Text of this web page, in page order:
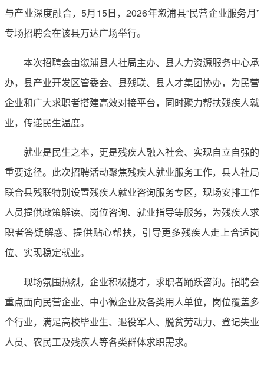
与产业深度融合，5月15日，2026年溆浦县“民营企业服务月”
专场招聘会在该县万达广场举行。
本次招聘会由溆浦县人社局主办、县人力资源服务中心承
办，县产业开发区管委会、县残联、县人才集团协办，为民营
企业和广大求职者搭建高效对接平台，同时聚力帮扶残疾人就
业，传递民生温度。
就业是民生之本，更是残疾人融入社会、实现自立自强的
重要途径。此次招聘活动聚焦残疾人就业服务工作，县人社局
联合县残联特别设置残疾人就业咨询服务专区，现场安排工作
人员提供政策解读、岗位咨询、就业指导等服务，为残疾人求
职者答疑解惑、提供贴心帮扶，引导更多残疾人走上合适岗
位、实现稳定就业。
现场氛围热烈，企业积极揽才，求职者踊跃咨询。招聘会
重点面向民营企业、中小微企业及各类用人单位，岗位覆盖多
个行业，满足高校毕业生、退役军人、脱贫劳动力、登记失业
人员、农民工及残疾人等各类群体求职需求。